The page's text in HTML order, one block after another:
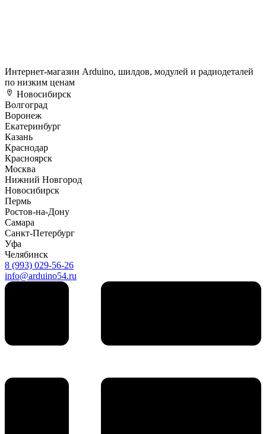
Интернет-магазин Arduino, шилдов, модулей и радиодеталей
по низким ценам
Новосибирск
Волгоград
Воронеж
Екатеринбург
Казань
Краснодар
Красноярск
Москва
Нижний Новгород
Новосибирск
Пермь
Ростов-на-Дону
Самара
Санкт-Петербург
Уфа
Челябинск
8 (993) 029-56-26
info@arduino54.ru